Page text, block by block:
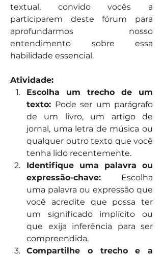
textual, convido vocês a
participarem deste fórum para
aprofundarmos nosso
entendimento sobre essa
habilidade essencial.
Atividade:
Escolha um trecho de um
texto: Pode ser um parágrafo
de um livro, um artigo de
jornal, uma letra de música ou
qualquer outro texto que você
tenha lido recentemente.
Identifique uma palavra ou
expressão-chave: Escolha
uma palavra ou expressão que
você acredite que possa ter
um significado implícito ou
que exija inferência para ser
compreendida.
Compartilhe o trecho e a